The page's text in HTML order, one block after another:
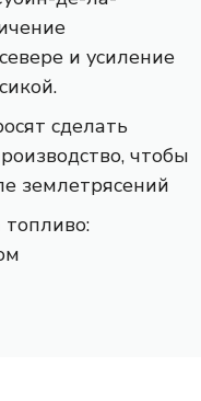
и усиление
сделать
чтобы
землетрясений